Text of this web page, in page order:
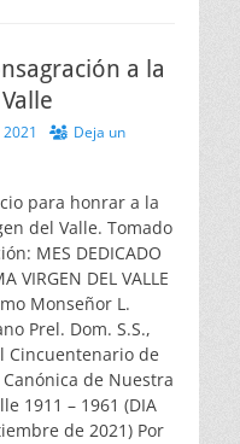
a la
Deja un
para honrar a la
del Valle. Tomado
MES DEDICADO
VIRGEN DEL VALLE
Monseñor L.
Prel. Dom. S.S.,
Cincuentenario de
de Nuestra
1911 – 1961 (DIA
de 2021) Por